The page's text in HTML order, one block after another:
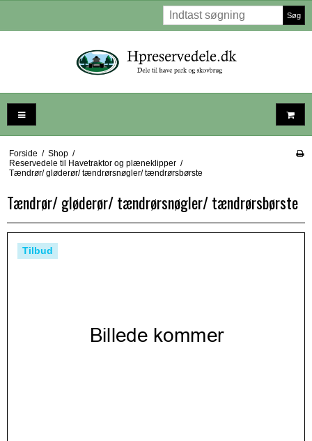
Søg
Forside / Shop /
Reservedele til Havetraktor og plæneklipper /
Tændrør/ gløderør/ tændrørsnøgler/ tændrørsbørste
Tændrør/ gløderør/ tændrørsnøgler/ tændrørsbørste
Tilbud